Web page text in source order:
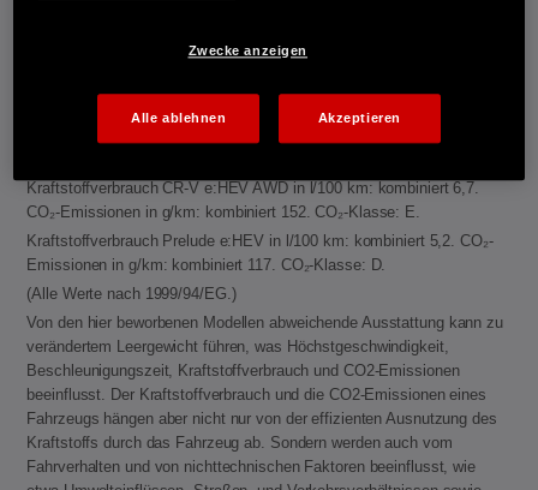
CO₂-Klasse gewichtet, kombiniert: B. Kraftstoffverbrauch bei
Kraftstoffverbrauch CR-V e:HEV AWD in l/100 km: kombiniert 6,7.
CO₂-Emissionen in g/km: kombiniert 152. CO₂-Klasse: E.
Kraftstoffverbrauch Prelude e:HEV in l/100 km: kombiniert 5,2. CO₂-
Emissionen in g/km: kombiniert 117. CO₂-Klasse: D.
(Alle Werte nach 1999/94/EG.)
Von den hier beworbenen Modellen abweichende Ausstattung kann zu
verändertem Leergewicht führen, was Höchstgeschwindigkeit,
Beschleunigungszeit, Kraftstoffverbrauch und CO2-Emissionen
beeinflusst. Der Kraftstoffverbrauch und die CO2-Emissionen eines
Fahrzeugs hängen aber nicht nur von der effizienten Ausnutzung des
Kraftstoffs durch das Fahrzeug ab. Sondern werden auch vom
Fahrverhalten und von nichttechnischen Faktoren beeinflusst, wie
Zwecke anzeigen
Alle ablehnen Akzeptieren